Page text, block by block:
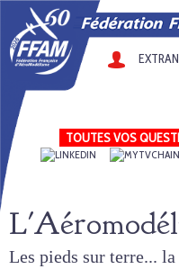
TOUTES VOS
Les pieds sur terre... la